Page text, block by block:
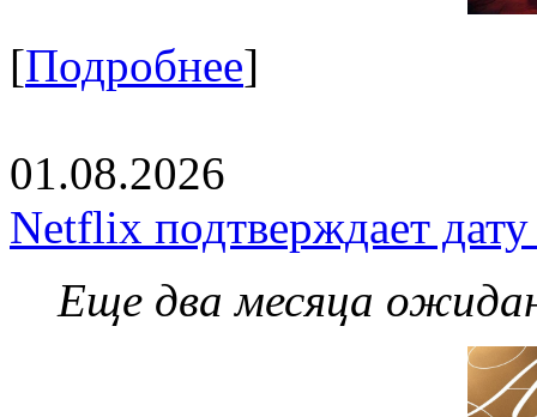
[Подробнее]
01.08.2026
Netflix подтверждает
Еще два месяца